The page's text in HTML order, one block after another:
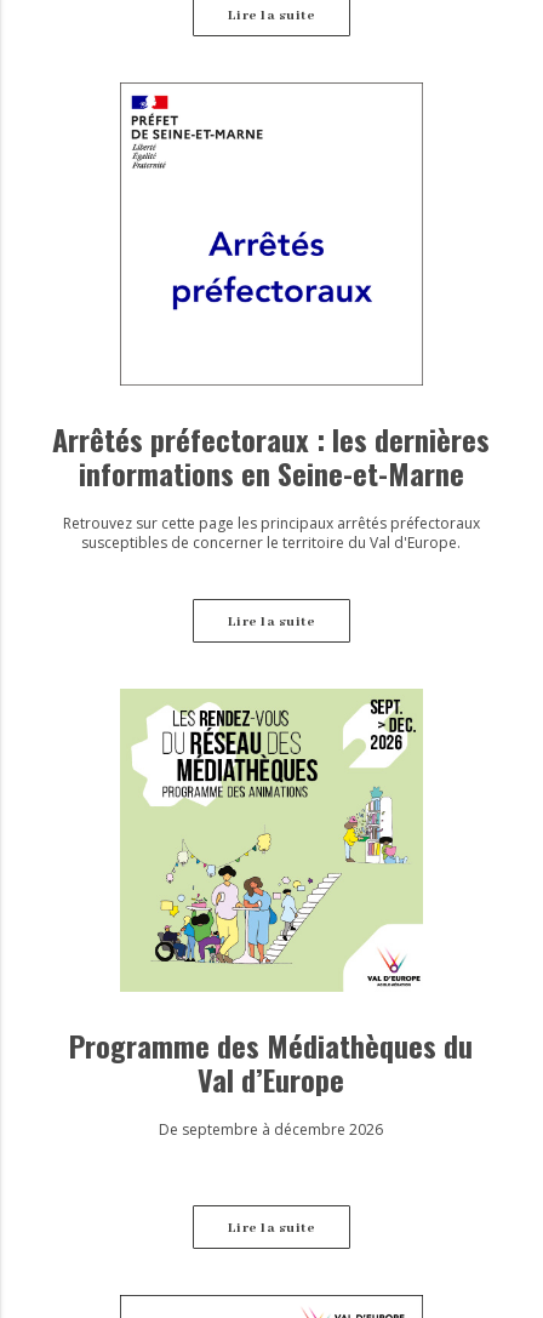
Lire la suite
Arrêtés préfectoraux : les dernières
informations en Seine-et-Marne
Retrouvez sur cette page les principaux arrêtés préfectoraux
susceptibles de concerner le territoire du Val d'Europe.
Lire la suite
Programme des Médiathèques du
Val d’Europe
De septembre à décembre 2026
Lire la suite